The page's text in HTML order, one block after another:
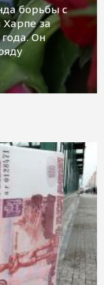
борьбы с
Харпе за
Он